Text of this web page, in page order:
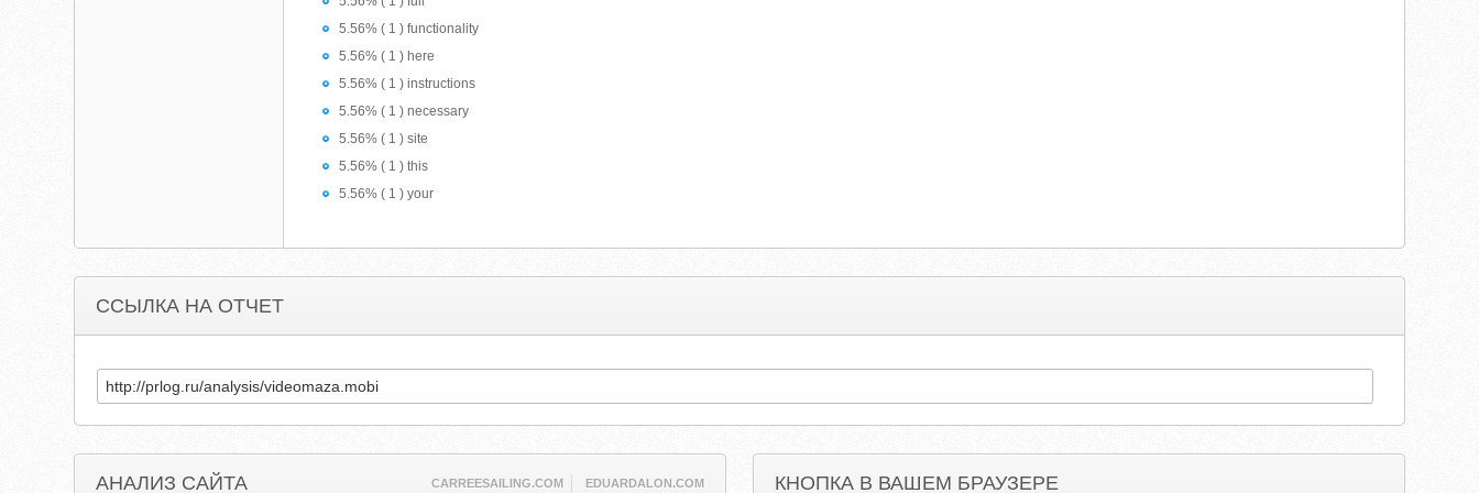
5.56% ( 1 ) functionality
5.56% ( 1 ) here
5.56% ( 1 ) instructions
5.56% ( 1 ) necessary
5.56% ( 1 ) site
5.56% ( 1 ) this
5.56% ( 1 ) your
ССЫЛКА НА ОТЧЕТ
АНАЛИЗ САЙТА CARREESAILING.COM EDUARDALON.COM КНОПКА В ВАШЕМ БРАУЗЕРЕ